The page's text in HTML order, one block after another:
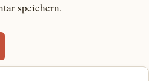
speichern.